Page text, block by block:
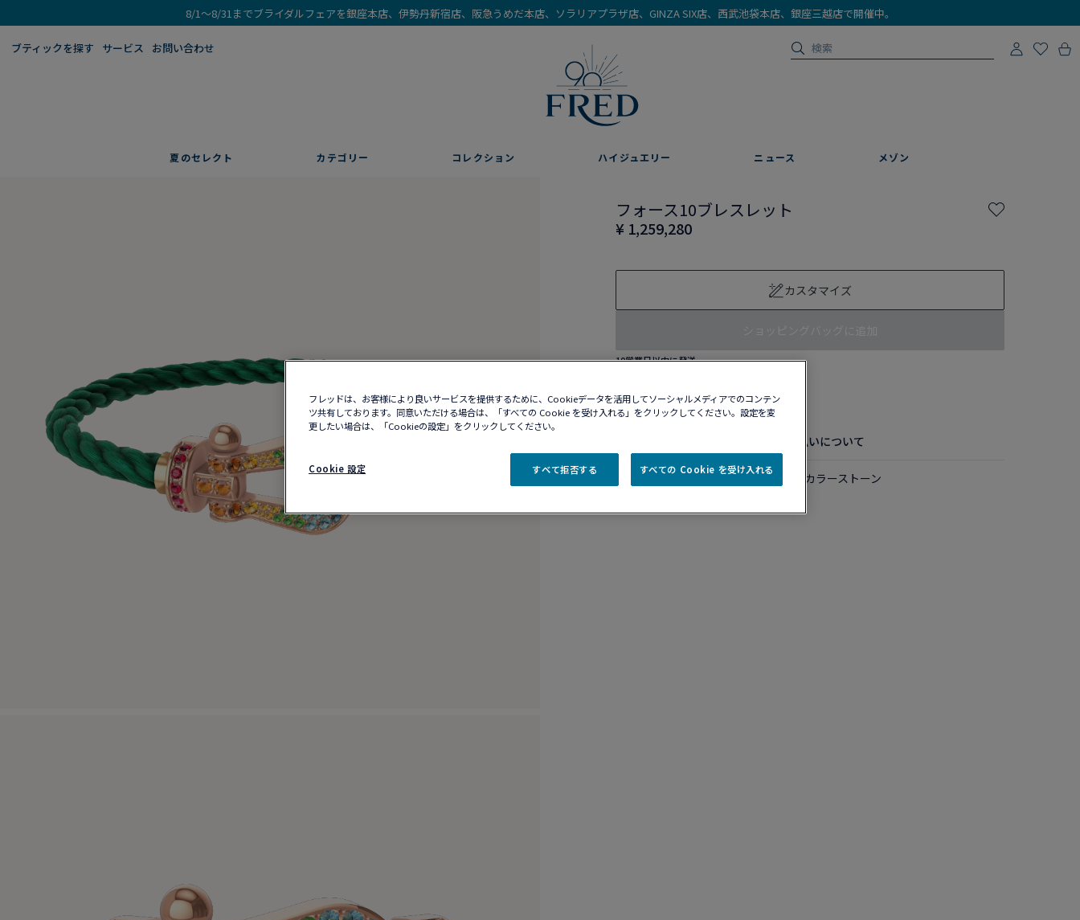
8/1～8/31までブライダルフェアを銀座本店、伊勢丹新宿店、阪急うめだ本店、ソラリアプラザ店、GINZA SIX店、西武池袋本店、銀座三越店で開催中。
ブティックを探す​ サービス お問い合わせ
夏のセレクト カテゴリー コレクション ハイジュエリー ニュース メゾン
フォース10ブレスレット
¥ 1,259,280
カスタマイズ
10営業日以内に発送
配送・お支払いについて
ラージモデル、18Kピンクゴールド＆カラーストーン
フレッドは、お客様により良いサービスを提供するために、Cookieデータを活用してソーシャルメディアでのコンテン
ツ共有しております。同意いただける場合は、「すべての Cookie を受け入れる」をクリックしてください。設定を変
更したい場合は、「Cookieの設定」をクリックしてください。
Cookie 設定 すべて拒否する すべての Cookie を受け入れる